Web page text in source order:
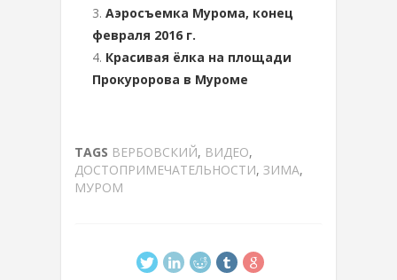
Аэросъемка Мурома, конец
февраля 2016 г.
Красивая ёлка на площади
Прокуророва в Муроме
TAGS ВЕРБОВСКИЙ, ВИДЕО,
ДОСТОПРИМЕЧАТЕЛЬНОСТИ, ЗИМА,
МУРОМ